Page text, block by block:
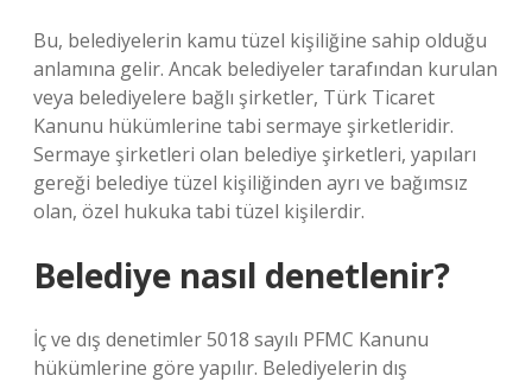
Bu, belediyelerin kamu tüzel kişiliğine sahip olduğu
anlamına gelir. Ancak belediyeler tarafından kurulan
veya belediyelere bağlı şirketler, Türk Ticaret
Kanunu hükümlerine tabi sermaye şirketleridir.
Sermaye şirketleri olan belediye şirketleri, yapıları
gereği belediye tüzel kişiliğinden ayrı ve bağımsız
olan, özel hukuka tabi tüzel kişilerdir.
Belediye nasıl denetlenir?
İç ve dış denetimler 5018 sayılı PFMC Kanunu
hükümlerine göre yapılır. Belediyelerin dış